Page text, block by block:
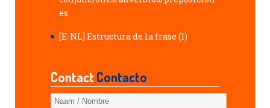
es
[E-NL] Estructura de la frase (1)
ContactContacto